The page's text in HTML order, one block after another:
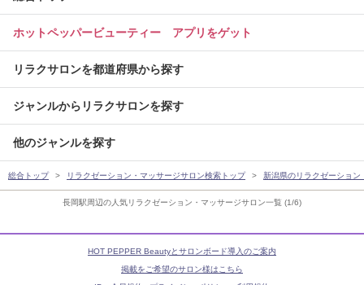
長岡駅周辺の人気リラクゼーション・マッサージサロン一覧 (1/6)
ホットペッパービューティー アプリをゲット
リラクサロンを都道府県から探す
ジャンルからリラクサロンを探す
他のジャンルを探す
総合トップ リラクゼーション・マッサージサロン検索トップ 新潟県のリラクゼーション
HOT PEPPER Beautyとサロンボード導入のご案内
掲載をご希望のサロン様はこちら